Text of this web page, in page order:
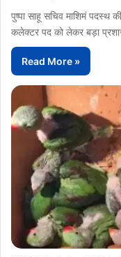
पुष्पा साहू सचिव माशिमं पदस्थ
कलेक्टर पद को लेकर बड़ा
Read More »